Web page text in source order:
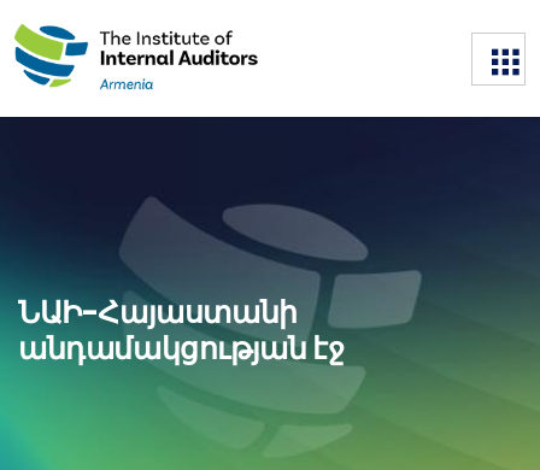
ՆԱԻ-Հայաստանի
անդամակցության էջ